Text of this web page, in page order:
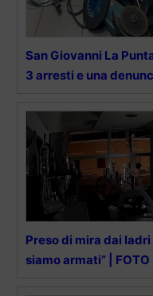
San Giovanni La
3 arresti e una
Preso di mira dai ladri
siamo armati” | FOTO